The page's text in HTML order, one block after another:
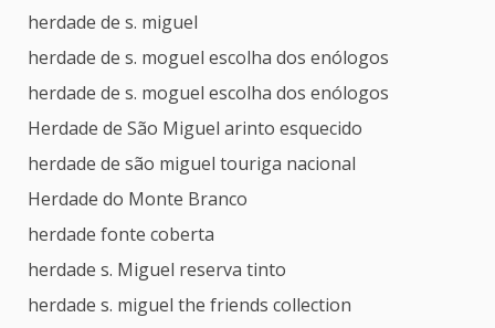
herdade de s. miguel
herdade de s. moguel escolha dos enólogos
herdade de s. moguel escolha dos enólogos
Herdade de São Miguel arinto esquecido
herdade de são miguel touriga nacional
Herdade do Monte Branco
herdade fonte coberta
herdade s. Miguel reserva tinto
herdade s. miguel the friends collection